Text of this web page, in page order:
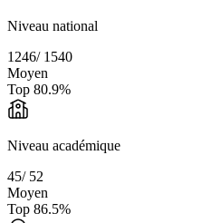
Niveau national
1246/ 1540
Moyen
Top 80.9%
Niveau académique
45/ 52
Moyen
Top 86.5%